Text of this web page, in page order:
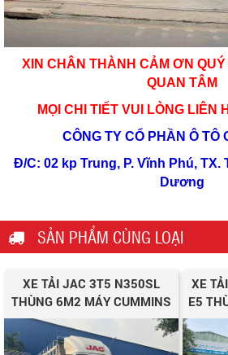
XIN CHÂN THÀNH CẢM ƠN
QUAN TÂM
MỌI CHI TIẾT VUI LÒNG LIÊN
CÔNG TY CỔ PHẦN Ô TÔ
Đ/C: 02 kp Trung, P. Vĩnh Phú, TX.
Dương
SẢN PHẨM CÙNG LOẠI
XE TẢI JAC 3T5 N350SL
THÙNG 6M2 MÁY CUMMINS
XE
E5